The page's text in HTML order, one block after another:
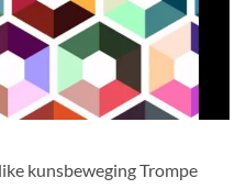
kunsbeweging Trompe